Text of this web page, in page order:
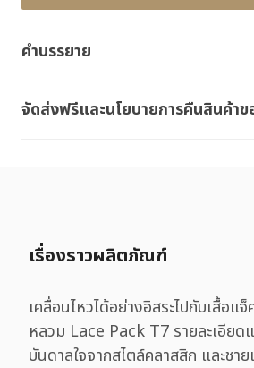
คำบรรยาย
จัดส่งฟรีและนโยบายการคืนสินค้าข
เรื่องราวผลิตภัณฑ์
เคลื่อนไหวได้อย่างอิสระไปกับเสื้อแ
หลวม Lace Pack T7 รายละเอีย
บันดาลใจจากสไตล์คลาสสิก และชา